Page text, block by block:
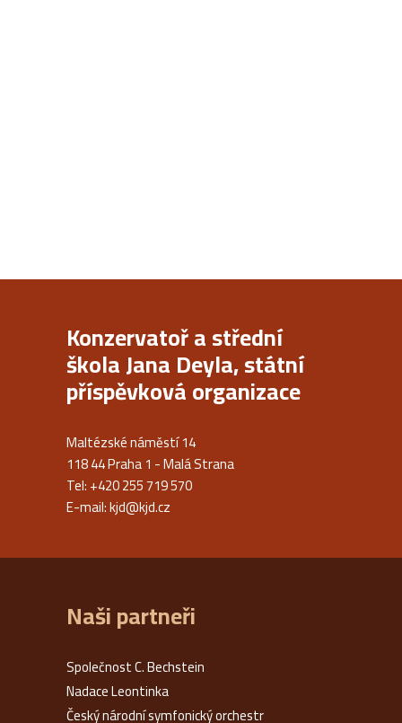
Konzervatoř a střední
škola Jana Deyla, státní
příspěvková organizace
Maltézské náměstí 14
118 44 Praha 1 - Malá Strana
Tel: +420 255 719 570
E-mail:kjd@kjd.cz
Naši partneři
Společnost C. Bechstein
Nadace Leontinka
Český národní symfonický orchestr